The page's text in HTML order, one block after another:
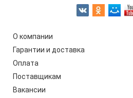
О компании
Гарантии и доставка
Оплата
Поставщикам
Вакансии